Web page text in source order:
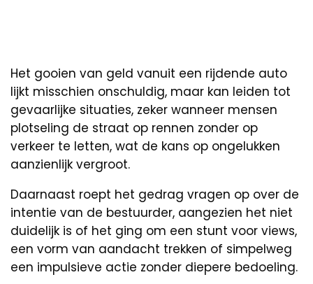
Het gooien van geld vanuit een rijdende auto
lijkt misschien onschuldig, maar kan leiden tot
gevaarlijke situaties, zeker wanneer mensen
plotseling de straat op rennen zonder op
verkeer te letten, wat de kans op ongelukken
aanzienlijk vergroot.
Daarnaast roept het gedrag vragen op over de
intentie van de bestuurder, aangezien het niet
duidelijk is of het ging om een stunt voor views,
een vorm van aandacht trekken of simpelweg
een impulsieve actie zonder diepere bedoeling.